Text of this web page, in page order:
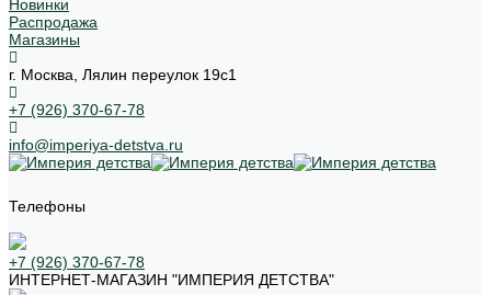
Новинки
Распродажа
Магазины
г. Москва, Лялин переулок 19с1
+7 (926) 370-67-78
info@imperiya-detstva.ru
Телефоны
+7 (926) 370-67-78
ИНТЕРНЕТ-МАГАЗИН "ИМПЕРИЯ ДЕТСТВА"